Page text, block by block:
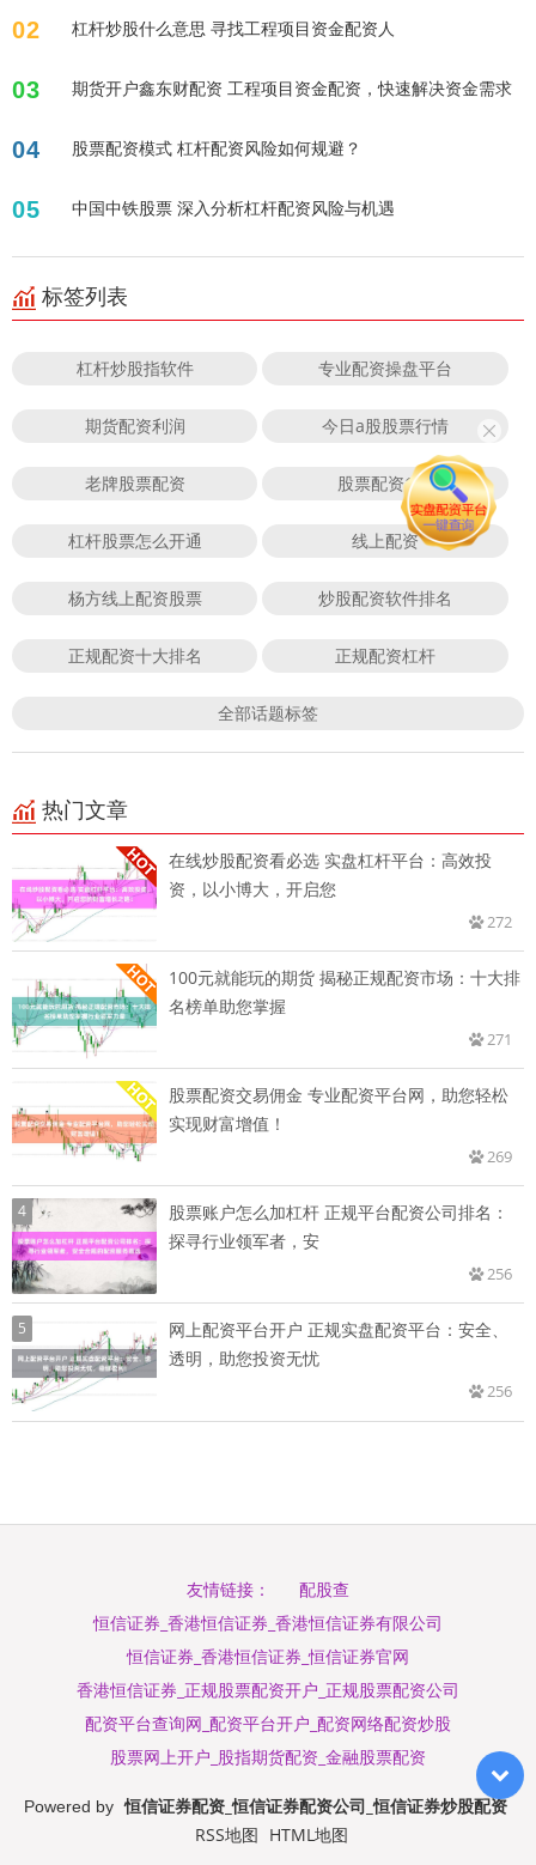
02 杠杆炒股什么意思 寻找工程项目资金配资人
03 期货开户鑫东财配资 工程项目资金配资，快速解决资金需求
04 股票配资模式 杠杆配资风险如何规避？
05 中国中铁股票 深入分析杠杆配资风险与机遇
标签列表
杠杆炒股指软件 专业配资操盘平台
期货配资利润 今日a股股票行情
老牌股票配资 股票配资114
杠杆股票怎么开通 线上配资
杨方线上配资股票 炒股配资软件排名
正规配资十大排名 正规配资杠杆
全部话题标签
热门文章
在线炒股配资看必选 实盘杠杆平台：高效投
资，以小博大，开启您
272
100元就能玩的期货 揭秘正规配资市场：十大排
名榜单助您掌握
271
股票配资交易佣金 专业配资平台网，助您轻松
实现财富增值！
269
4
股票账户怎么加杠杆 正规平台配资公司排名：
探寻行业领军者，安
256
5
网上配资平台开户 正规实盘配资平台：安全、
透明，助您投资无忧
256
友情链接：
配股查
恒信证券_香港恒信证券_香港恒信证券有限公司
恒信证券_香港恒信证券_恒信证券官网
香港恒信证券_正规股票配资开户_正规股票配资公司
配资平台查询网_配资平台开户_配资网络配资炒股
股票网上开户_股指期货配资_金融股票配资
Powered by 恒信证券配资_恒信证券配资公司_恒信证券炒股配资
RSS地图 HTML地图